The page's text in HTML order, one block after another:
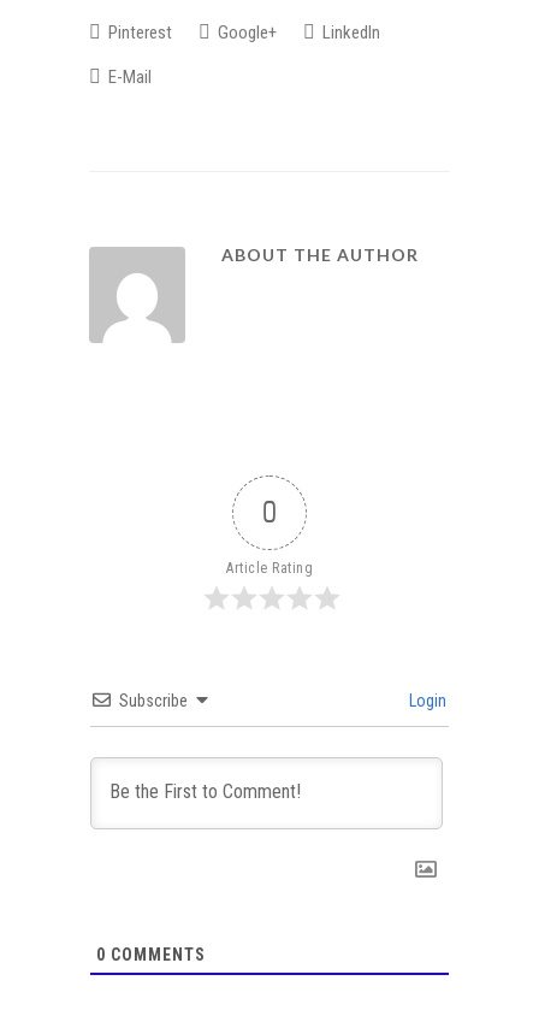
Pinterest Google+ LinkedIn
E-Mail
ABOUT THE AUTHOR
0
Article Rating
Subscribe Login
0 COMMENTS